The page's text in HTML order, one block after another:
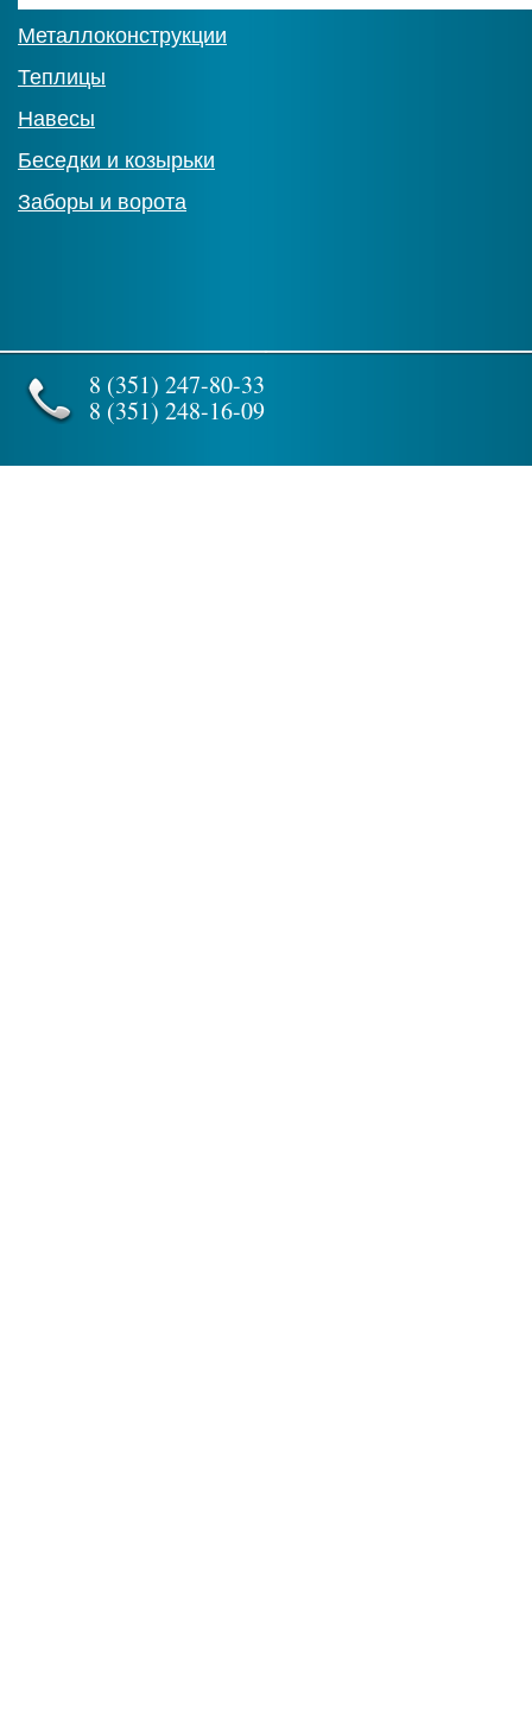
Металлоконструкции
Теплицы
Навесы
Беседки и козырьки
Заборы и ворота
8 (351) 247-80-33
8 (351) 248-16-09